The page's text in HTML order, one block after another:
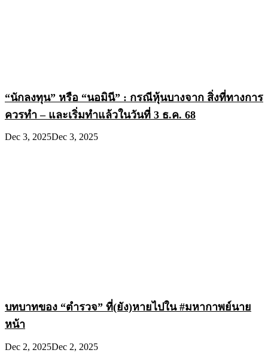
“นักลงทุน” หรือ “นอมินี” : กรณีหุ้นบางจาก สิ่งที่ทางการ
ควรทำ – และเริ่มทำแล้วในวันที่ 3 ธ.ค. 68
Dec 3, 2025Dec 3, 2025
บทบาทของ “ตำรวจ” ที่(ยัง)หายไปใน #มหากาพย์นาย
หน้า
Dec 2, 2025Dec 2, 2025